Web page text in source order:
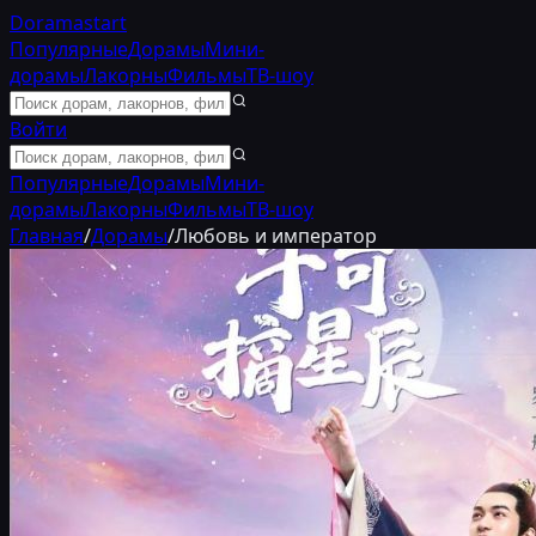
Doramastart
ПопулярныеДорамыМини-
дорамыЛакорныФильмыТВ-шоу
Войти
ПопулярныеДорамыМини-
дорамыЛакорныФильмыТВ-шоу
Главная/Дорамы/Любовь и император